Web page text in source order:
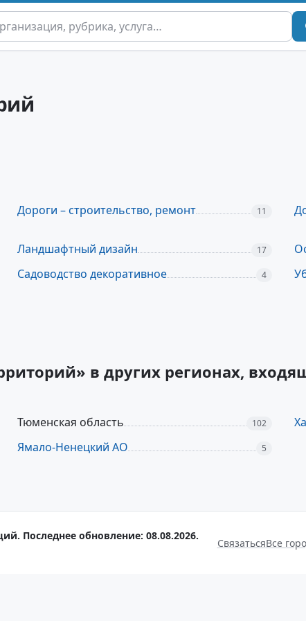
Дороги – строительство, ремонт 11
Ландшафтный дизайн 17
Садоводство декоративное 4
в других регионах,
Тюменская область 102
Ямало-Ненецкий АО 5
Последнее обновление: 08.08.2026.
СвязатьсяВсе